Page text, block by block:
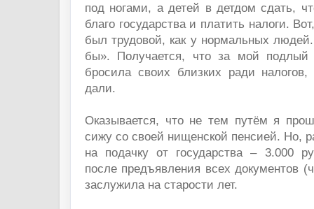
под ногами, а детей в детдом сдать,
благо государства и платить налоги.
был трудовой, как у нормальных
бы». Получается, что за мой
бросила своих близких ради
дали.
Оказывается, что не тем путём я
сижу со своей нищенской пенсией. Но,
на подачку от государства – 3.000
после предъявления всех документов
заслужила на старости лет.